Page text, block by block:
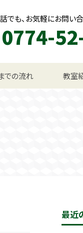
でも、お気軽にお問い合
0774-
での流れ 教室
最近